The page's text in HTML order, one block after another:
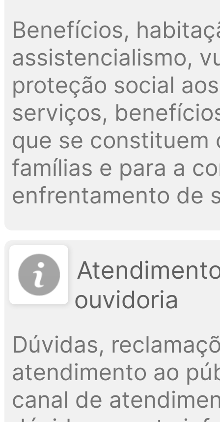
Benefícios,
assistencialismo,
proteção social
serviços,
que se constituem
famílias e para a
enfrentamento de
ouvidoria
Dúvidas,
atendimento ao
canal de